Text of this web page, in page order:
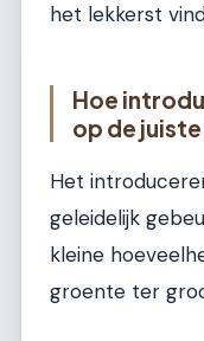
het lekkerst
Hoe
op de
Het
geleidelijk
kleine
groente ter